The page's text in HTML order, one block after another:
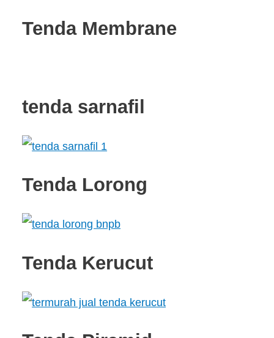
Tenda Membrane
tenda sarnafil
Tenda Lorong
Tenda Kerucut